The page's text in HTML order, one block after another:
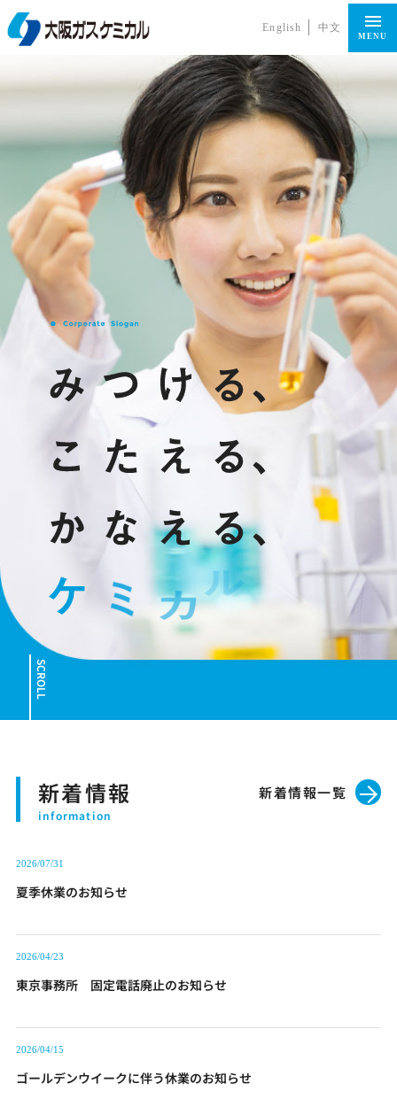
English 中文
MENU
新着情報 新着情報一覧
2026/07/31
夏季休業のお知らせ
2026/04/23
東京事務所 固定電話廃止のお知らせ
2026/04/15
ゴールデンウイークに伴う休業のお知らせ